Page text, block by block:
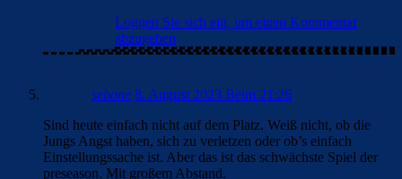
Loggen Sie sich ein, um einen Kommentar
abzugeben
sebone 8. August 2023 Beim 21:26
Sind heute einfach nicht auf dem Platz. Weiß nicht, ob die
Jungs Angst haben, sich zu verletzen oder ob’s einfach
Einstellungssache ist. Aber das ist das schwächste Spiel der
preseason. Mit großem Abstand.